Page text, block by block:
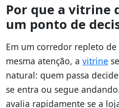
Por que a vitrine
um ponto de
Em um corredor repleto
mesma atenção, a vitrine
natural: quem passa
se entra ou segue
avalia rapidamente se a